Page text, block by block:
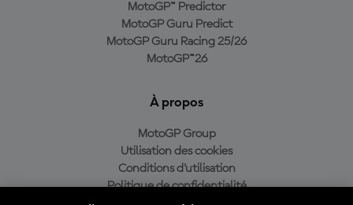
MotoGP™ Predictor
MotoGP Guru Predict
MotoGP Guru Racing 25/26
MotoGP™26
À propos
MotoGP Group
Utilisation des cookies
Conditions d'utilisation
Politique de confidentialité